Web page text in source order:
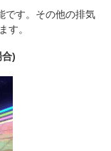
です。その他の排気
す。
)